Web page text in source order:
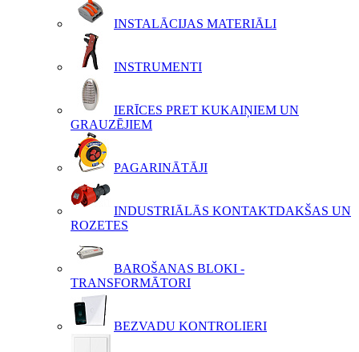
INSTALĀCIJAS MATERIĀLI
INSTRUMENTI
IERĪCES PRET KUKAIŅIEM UN
GRAUZĒJIEM
PAGARINĀTĀJI
INDUSTRIĀLĀS KONTAKTDAKŠAS UN
ROZETES
BAROŠANAS BLOKI -
TRANSFORMĀTORI
BEZVADU KONTROLIERI